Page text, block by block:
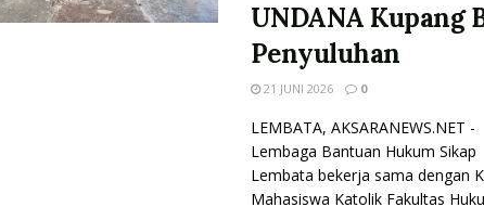
UNDANA Kupang
Penyuluhan
21 JUNI 2026 0
LEMBATA, AKSARANEWS.NET -
Lembaga Bantuan Hukum Sikap
Lembata bekerja sama dengan
Mahasiswa Katolik Fakultas